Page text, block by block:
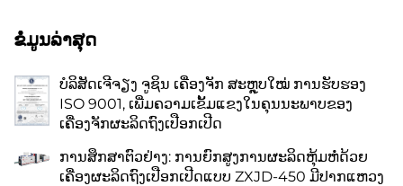
ຂໍໍ່ມູນລ່າສຸດ
ບໍລິສັດເຈີຈຽງ ຈູຊິນ ເຄື່ອງຈັກ ສະຫຼຸບໃໝ່ ການຮັບຮອງ
ISO 9001, ເພີ່ມຄວາມເຂັ້ມແຂງໃນຄຸນນະພາບຂອງ
ເຄື່ອງຈັກຜະລິດຖົງເປືອກເປີດ
ການສຶກສາຕົວຢ່າງ: ການຍົກສູງການຜະລິດຫຸ້ມຫໍ່ດ້ວຍ
ເຄື່ອງຜະລິດຖົງເປືອກເປີດແບບ ZXJD-450 ມີປາກແຫວງ